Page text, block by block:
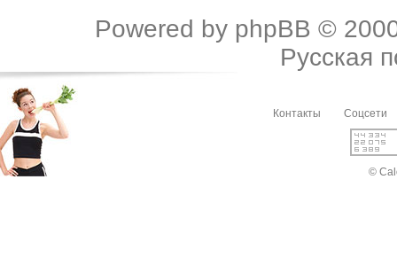
Powered by phpBB ©
Русская
Контакты Соцсети
©